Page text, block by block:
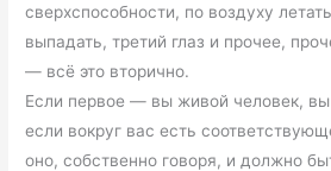
сверхспособности, по воздуху
выпадать, третий глаз и прочее,
— всё это вторично.
Если первое — вы живой человек,
если вокруг вас есть
оно, собственно говоря, и должно